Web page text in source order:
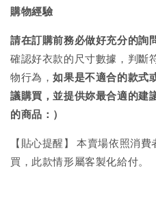
購物經驗
請在訂購前務必做好充分的詢
確認好衣款的尺寸數據，判斷
物行為，如果是不適合的款式
議購買，並提供妳最合適的建
的商品：）
【貼心提醒】 本賣場依照消
買，此款情形屬客製化給付。